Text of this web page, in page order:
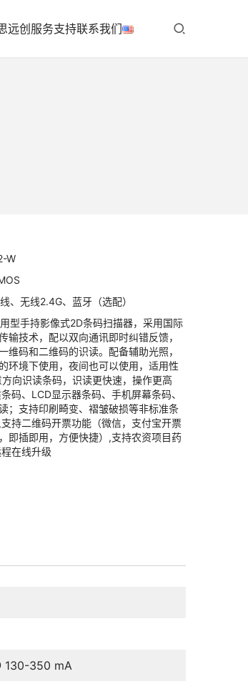
远创 服务支持联系我们
W
、无线2.4G、蓝牙（选配）
型手持影像式2D条码扫描器，采用国际
输技术，配以双向通讯即时纠错反馈，
维码和二维码的识读。配备辅助光照，
环境下使用，夜间也可以使用，适用性
向识读条码，识读更快速，操作更高
码、LCD显示器条码、手机屏幕条码、
；支持印刷畸变、褶皱破损等非标准条
持二维码开票功能（微信，支付宝开票
即插即用，方便快捷）,支持农资项目药
在线升级
130-350 mA